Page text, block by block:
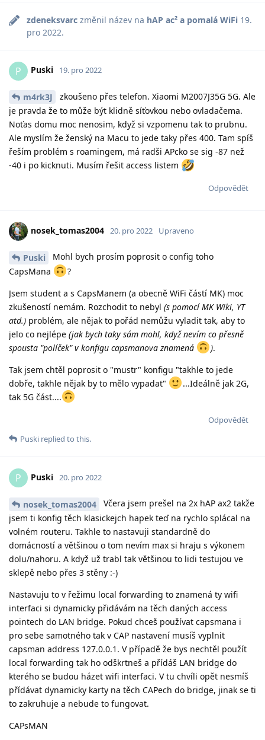
zdeneksvarc změnil název na hAP ac² a pomalá WiFi 19.
pro 2022.
P Puski 19. pro 2022
m4rk3J
zkoušeno přes telefon. Xiaomi M2007J35G 5G. Ale
je pravda že to může být klidně síťovkou nebo ovladačema.
Noťas domu moc nenosim, když si vzpomenu tak to prubnu.
Ale myslím že ženský na Macu to jede taky přes 400. Tam spíš
řeším problém s roamingem, má radši APcko se sig -87 než
-40 i po kicknuti. Musím řešit access listem
Odpovědět
nosek_tomas2004 20. pro 2022 Upraveno
Puski
Mohl bych prosím poprosit o config toho
CapsMana
?
Jsem student a s CapsManem (a obecně WiFi částí MK) moc
zkušeností nemám. Rozchodit to nebyl (s pomocí MK Wiki, YT
atd.) problém, ale nějak to pořád nemůžu vyladit tak, aby to
jelo co nejlépe (jak bych taky sám mohl, když nevím co přesně
spousta "políček" v konfigu capsmanova znamená
).
Tak jsem chtěl poprosit o "mustr" konfigu "takhle to jede
dobře, takhle nějak by to mělo vypadat"
...Ideálně jak 2G,
tak 5G část....
Odpovědět
Puski replied to this.
P Puski 20. pro 2022
nosek_tomas2004
Včera jsem prešel na 2x hAP ax2 takže
jsem ti konfig těch klasickejch hapek teď na rychlo splácal na
volném routeru. Takhle to nastavuji standardně do
domácností a většinou o tom nevím max si hraju s výkonem
dolu/nahoru. A když už trabl tak většinou to lidi testujou ve
sklepě nebo přes 3 stěny :-)
Nastavuju to v řežimu local forwarding to znamená ty wifi
interfaci si dynamicky přidávám na těch daných access
pointech do LAN bridge. Pokud chceš používat capsmana i
pro sebe samotného tak v CAP nastavení musíš vyplnit
capsman address 127.0.0.1. V případě že bys nechtěl použít
local forwarding tak ho odškrtneš a přídáš LAN bridge do
kterého se budou házet wifi interfaci. V tu chvíli opět nesmíš
přídávat dynamicky karty na těch CAPech do bridge, jinak se ti
to zakruhuje a nebude to fungovat.
CAPsMAN